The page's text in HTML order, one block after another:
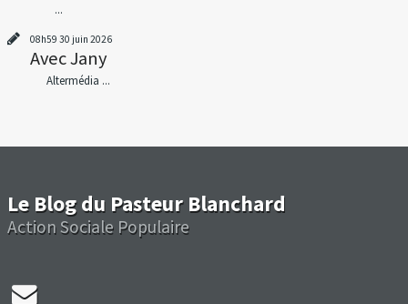
...
08h59 30 juin 2026
Avec Jany
Altermédia ...
Le Blog du Pasteur Blanchard
Action Sociale Populaire